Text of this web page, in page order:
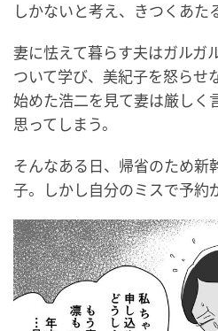
しかないと考え、きつくあた
妻に怯えて暮らす夫はガルガ
ついて学び、美紀子を怒らせ
始めた浩二を見て妻は厳しく
思ってしまう。
そんなある日、帰省のため新
子。しかし自分のミスで予約